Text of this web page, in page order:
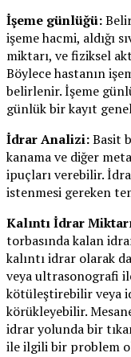
İşeme günlüğü:
işeme hacmi, aldığı
miktarı, ve fiziksel
Böylece hastanın
belirlenir. İşeme
günlük bir kayıt
İdrar Analizi:Basit
kanama ve diğer
ipuçları verebilir.
istenmesi gereken
Kalıntı İdrar
torbasında kalan
kalıntı idrar olarak
veya ultrasonografi
kötüleştirebilir veya
körükleyebilir.
idrar yolunda bir
ile ilgili bir problem